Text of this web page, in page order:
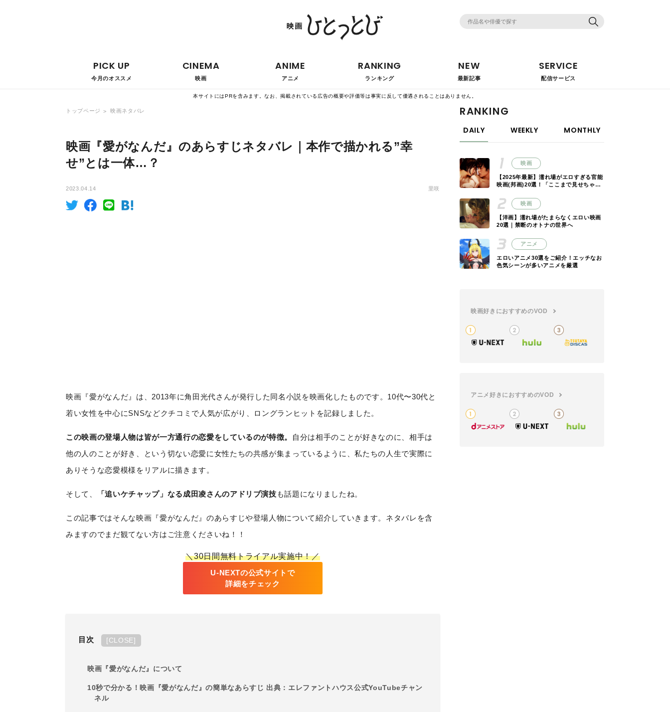
PICK UP
今月のオススメ
CINEMA
映画
ANIME
アニメ
RANKING
ランキング
NEW
最新記事
SERVICE
配信サービス
本サイトにはPRを含みます。なお、掲載されている広告の概要や評価等は事実に反して優遇されることはありません。
トップページ 映画ネタバレ
映画『愛がなんだ』のあらすじネタバレ｜本作で描かれる”幸
せ”とは一体…？
2023.04.14 里咲
映画『愛がなんだ』は、2013年に角田光代さんが発行した同名小説を映画化したものです。10代〜30代と
若い女性を中心にSNSなどクチコミで人気が広がり、ロングランヒットを記録しました。
この映画の登場人物は皆が一方通行の恋愛をしているのが特徴。
自分は相手のことが好きなのに、相手は
他の人のことが好き、という切ない恋愛に女性たちの共感が集まっているように、私たちの人生で実際に
ありそうな恋愛模様をリアルに描きます。
そして、 「追いケチャップ」なる成田凌さんのアドリブ演技 も話題になりましたね。
この記事ではそんな映画『愛がなんだ』のあらすじや登場人物について紹介していきます。ネタバレを含
みますのでまだ観てない方はご注意くださいね！！
＼30日間無料トライアル実施中！／
U-NEXTの公式サイトで
詳細をチェック
目次 [CLOSE]
映画『愛がなんだ』について
10秒で分かる！映画『愛がなんだ』の簡単なあらすじ 出典：エレファントハウス公式YouTubeチャン
ネル
RANKING
DAILY WEEKLY MONTHLY
映画
【2025年最新】濡れ場がエロすぎる官能
映画(邦画)20選！「ここまで見せちゃっ
映画
【洋画】濡れ場がたまらなくエロい映画
20選｜禁断のオトナの世界へ
アニメ
エロいアニメ30選をご紹介！エッチなお
色気シーンが多いアニメを厳選
映画好きにおすすめのVOD
アニメ好きにおすすめのVOD